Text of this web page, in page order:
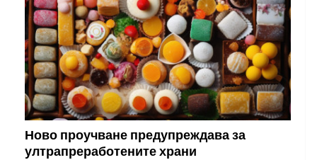
Ново проучване предупреждава за
ултрапреработените храни